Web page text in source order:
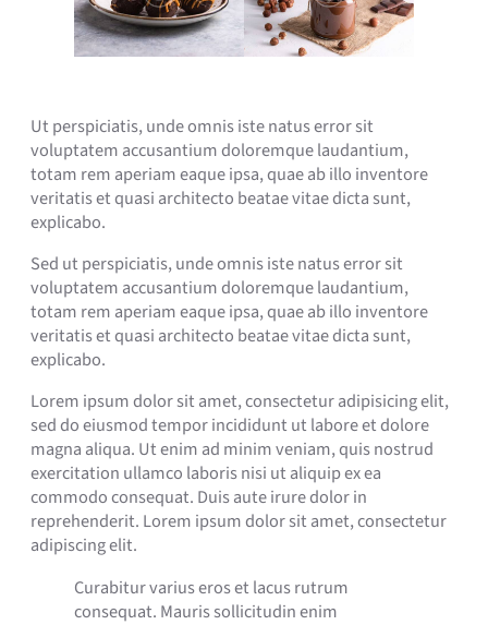
Ut perspiciatis, unde omnis iste natus error sit
voluptatem accusantium doloremque laudantium,
totam rem aperiam eaque ipsa, quae ab illo inventore
veritatis et quasi architecto beatae vitae dicta sunt,
explicabo.
Sed ut perspiciatis, unde omnis iste natus error sit
voluptatem accusantium doloremque laudantium,
totam rem aperiam eaque ipsa, quae ab illo inventore
veritatis et quasi architecto beatae vitae dicta sunt,
explicabo.
Lorem ipsum dolor sit amet, consectetur adipisicing elit,
sed do eiusmod tempor incididunt ut labore et dolore
magna aliqua. Ut enim ad minim veniam, quis nostrud
exercitation ullamco laboris nisi ut aliquip ex ea
commodo consequat. Duis aute irure dolor in
reprehenderit. Lorem ipsum dolor sit amet, consectetur
adipiscing elit.
Curabitur varius eros et lacus rutrum
consequat. Mauris sollicitudin enim